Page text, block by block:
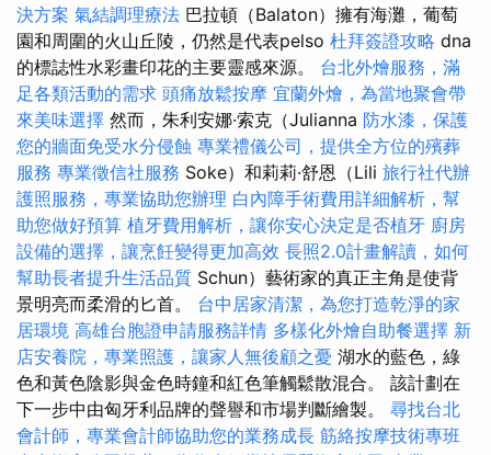
決方案 氣結調理療法 巴拉頓（Balaton）擁有海灘，葡萄
園和周圍的火山丘陵，仍然是代表pelso 杜拜簽證攻略 dna
的標誌性水彩畫印花的主要靈感來源。 台北外燴服務，滿
足各類活動的需求 頭痛放鬆按摩 宜蘭外燴，為當地聚會帶
來美味選擇 然而，朱利安娜·索克（Julianna 防水漆，保護
您的牆面免受水分侵蝕 專業禮儀公司，提供全方位的殯葬
服務 專業徵信社服務 Soke）和莉莉·舒恩（Lili 旅行社代辦
護照服務，專業協助您辦理 白內障手術費用詳細解析，幫
助您做好預算 植牙費用解析，讓你安心決定是否植牙 廚房
設備的選擇，讓烹飪變得更加高效 長照2.0計畫解讀，如何
幫助長者提升生活品質 Schun）藝術家的真正主角是使背
景明亮而柔滑的匕首。 台中居家清潔，為您打造乾淨的家
居環境 高雄台胞證申請服務詳情 多樣化外燴自助餐選擇 新
店安養院，專業照護，讓家人無後顧之憂 湖水的藍色，綠
色和黃色陰影與金色時鐘和紅色筆觸鬆散混合。 該計劃在
下一步中由匈牙利品牌的聲譽和市場判斷繪製。 尋找台北
會計師，專業會計師協助您的業務成長 筋絡按摩技術專班